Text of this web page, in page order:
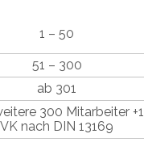
1 – 50
51 – 300
ab 301
300 Mitarbeiter +1
VK nach DIN 13169